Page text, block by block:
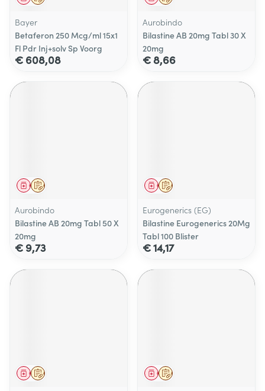
Bayer
Betaferon 250 Mcg/ml 15x1
Fl Pdr Inj+solv Sp Voorg
€ 608,08
Aurobindo
Bilastine AB 20mg Tabl 30 X
20mg
€ 8,66
Op voorschrift
Geneesmiddel
Aurobindo
Bilastine AB 20mg Tabl 50 X
20mg
€ 9,73
Op voorschrift
Geneesmiddel
Eurogenerics (EG)
Bilastine Eurogenerics 20Mg
Tabl 100 Blister
€ 14,17
Op voorschrift
Geneesmiddel Op voorschrift
Geneesmiddel